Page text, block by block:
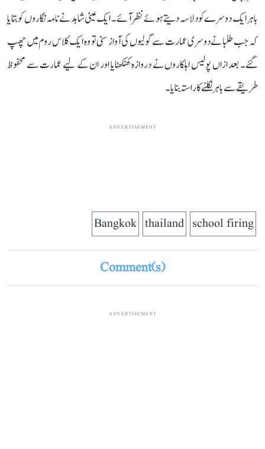
باہر ایک دوسرے کو دلاسہ دیتے ہوئے نظر آئے۔ ایک عینی شاہد نے نامہ نگاروں کو بتایا
کہ جب طلبا نے دوسری عمارت سے گولیوں کی آواز سنی تو وہ ایک کلاس روم میں چھپ
گئے۔ بعد ازاں پولیس اہلکاروں نے دروازہ کھٹکھٹایا اور ان کے لیے عمارت سے محفوظ
طریقے سے باہر نکلنے کا راستہ بنایا۔
ADVERTISEMENT
school firing
thailand
Bangkok
Comment(s)
ADVERTISEMENT